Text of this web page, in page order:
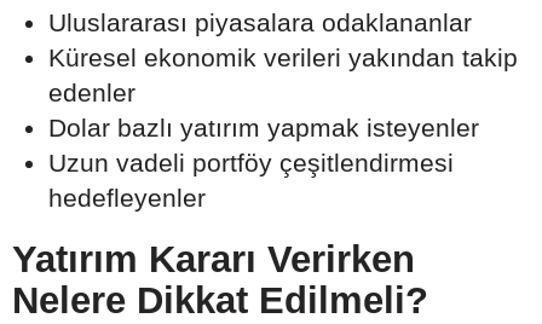
Uluslararası piyasalara odaklananlar
Küresel ekonomik verileri yakından takip
edenler
Dolar bazlı yatırım yapmak isteyenler
Uzun vadeli portföy çeşitlendirmesi
hedefleyenler
Yatırım Kararı Verirken
Nelere Dikkat Edilmeli?